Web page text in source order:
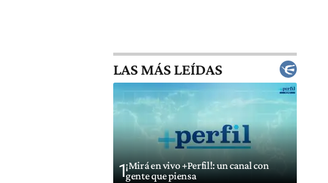
LAS MÁS LEÍDAS
1¡Mirá en vivo +Perfil!: un canal con
gente que piensa